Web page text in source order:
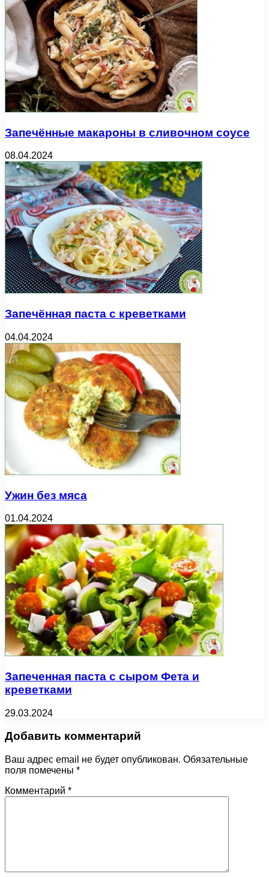
Запечённые макароны в сливочном соусе
08.04.2024
Запечённая паста с креветками
04.04.2024
Ужин без мяса
01.04.2024
Запеченная паста с сыром Фета и
креветками
29.03.2024
Добавить комментарий
Ваш адрес email не будет опубликован. Обязательные
поля помечены *
Комментарий *